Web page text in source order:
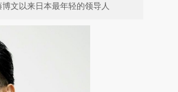
文以来日本最年轻的领导人